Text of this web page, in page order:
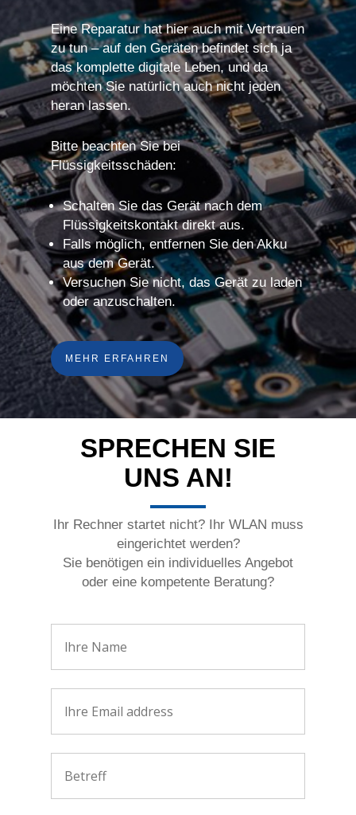
Eine Reparatur hat hier auch mit Vertrauen
zu tun – auf den Geräten befindet sich ja
das komplette digitale Leben, und da
möchten Sie natürlich auch nicht jeden
heran lassen.
Bitte beachten Sie bei
Flüssigkeitsschäden:
Schalten Sie das Gerät nach dem
Flüssigkeitskontakt direkt aus.
Falls möglich, entfernen Sie den Akku
aus dem Gerät.
Versuchen Sie nicht, das Gerät zu laden
oder anzuschalten.
MEHR ERFAHREN
SPRECHEN SIE
UNS AN!
Ihr Rechner startet nicht? Ihr WLAN muss
eingerichtet werden?
Sie benötigen ein individuelles Angebot
oder eine kompetente Beratung?